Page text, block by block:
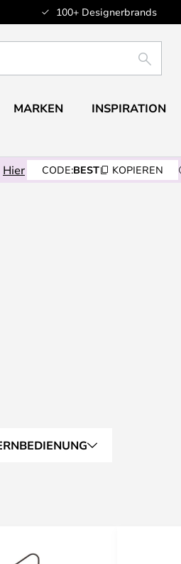
100+ Designerbrands
SUCHE
MARKEN INSPIRATION
Hier CODE:BEST KOPIEREN